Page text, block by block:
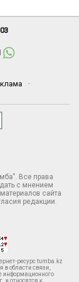
·
Все права
с мнением
сайта
редакции.
ресурс tumba.kz
в области связи,
информационного